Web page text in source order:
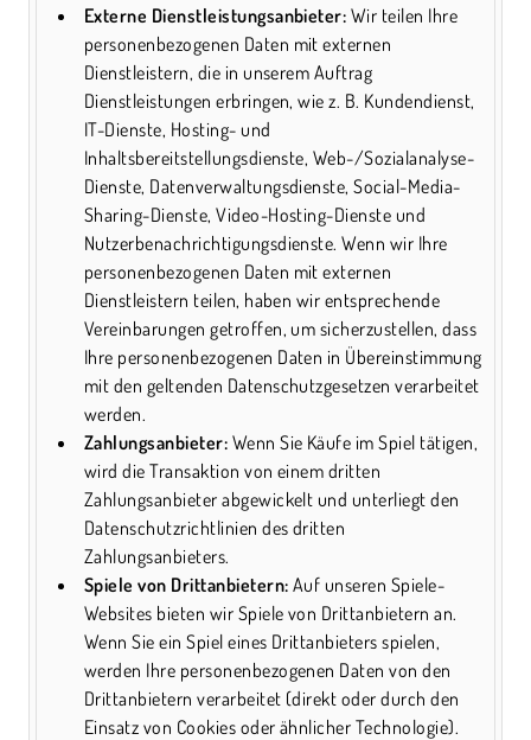
Externe Dienstleistungsanbieter: Wir teilen Ihre
personenbezogenen Daten mit externen
Dienstleistern, die in unserem Auftrag
Dienstleistungen erbringen, wie z. B. Kundendienst,
IT-Dienste, Hosting- und
Inhaltsbereitstellungsdienste, Web-/Sozialanalyse-
Dienste, Datenverwaltungsdienste, Social-Media-
Sharing-Dienste, Video-Hosting-Dienste und
Nutzerbenachrichtigungsdienste. Wenn wir Ihre
personenbezogenen Daten mit externen
Dienstleistern teilen, haben wir entsprechende
Vereinbarungen getroffen, um sicherzustellen, dass
Ihre personenbezogenen Daten in Übereinstimmung
mit den geltenden Datenschutzgesetzen verarbeitet
werden.
Zahlungsanbieter: Wenn Sie Käufe im Spiel tätigen,
wird die Transaktion von einem dritten
Zahlungsanbieter abgewickelt und unterliegt den
Datenschutzrichtlinien des dritten
Zahlungsanbieters.
Spiele von Drittanbietern: Auf unseren Spiele-
Websites bieten wir Spiele von Drittanbietern an.
Wenn Sie ein Spiel eines Drittanbieters spielen,
werden Ihre personenbezogenen Daten von den
Drittanbietern verarbeitet (direkt oder durch den
Einsatz von Cookies oder ähnlicher Technologie).